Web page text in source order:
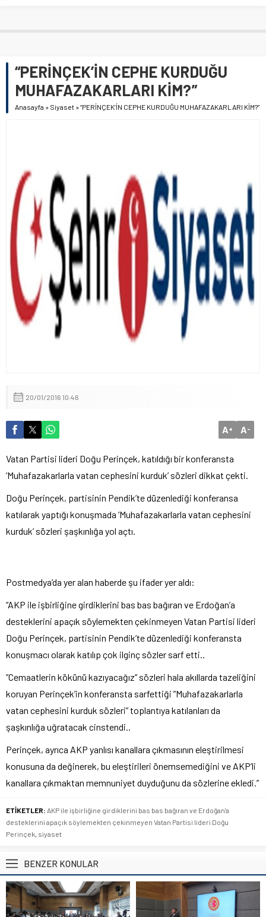
“PERİNÇEK’İN CEPHE KURDUĞU
MUHAFAZAKARLARI KİM?”
Anasayfa » Siyaset »“PERİNÇEK’İN CEPHE KURDUĞU MUHAFAZAKARLARI KİM?”
20/01/2016 10:46
A+ A-
Vatan Partisi lideri Doğu Perinçek, katıldığı bir konferansta
‘Muhafazakarlarla vatan cephesini kurduk’ sözleri dikkat çekti.
Doğu Perinçek, partisinin Pendik’te düzenlediği konferansa
katılarak yaptığı konuşmada ‘Muhafazakarlarla vatan cephesini
kurduk’ sözleri şaşkınlığa yol açtı.
Postmedya’da yer alan haberde şu ifader yer aldı:
“AKP ile işbirliğine girdiklerini bas bas bağıran ve Erdoğan’a
desteklerini apaçık söylemekten çekinmeyen Vatan Partisi lideri
Doğu Perinçek, partisinin Pendik’te düzenlediği konferansta
konuşmacı olarak katılıp çok ilginç sözler sarf etti..
”Cemaatlerin kökünü kazıyacağız” sözleri hala akıllarda tazeliğini
koruyan Perinçek’in konferansta sarfettiği ”Muhafazakarlarla
vatan cephesini kurduk sözleri” toplantıya katılanları da
şaşkınlığa uğratacak cinstendi..
Perinçek, ayrıca AKP yanlısı kanallara çıkmasının eleştirilmesi
konusuna da değinerek, bu eleştirileri önemsemediğini ve AKP’li
kanallara çıkmaktan memnuniyet duyduğunu da sözlerine ekledi.”
ETİKETLER: AKP ile işbirliğine girdiklerini bas bas bağıran ve Erdoğan'a
desteklerini apaçık söylemekten çekinmeyen Vatan Partisi lideri Doğu
Perinçek siyaset
BENZER KONULAR